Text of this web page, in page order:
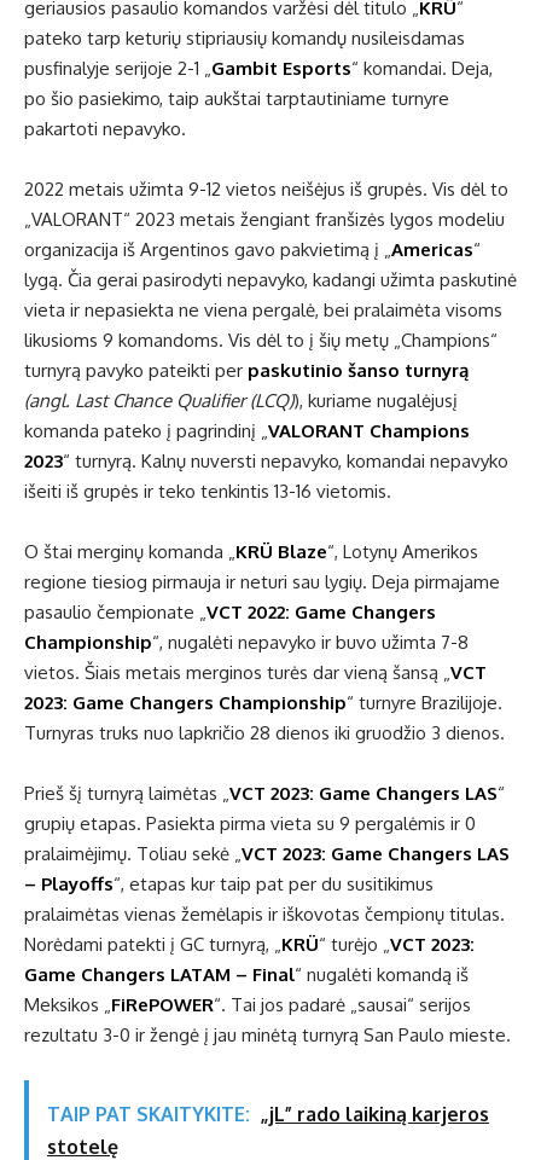
geriausios pasaulio komandos varžėsi dėl titulo „KRÜ“
pateko tarp keturių stipriausių komandų nusileisdamas
pusfinalyje serijoje 2-1 „Gambit Esports“ komandai. Deja,
po šio pasiekimo, taip aukštai tarptautiniame turnyre
pakartoti nepavyko.
2022 metais užimta 9-12 vietos neišėjus iš grupės. Vis dėl to
„VALORANT“ 2023 metais žengiant franšizės lygos modeliu
organizacija iš Argentinos gavo pakvietimą į „Americas“
lygą. Čia gerai pasirodyti nepavyko, kadangi užimta paskutinė
vieta ir nepasiekta ne viena pergalė, bei pralaimėta visoms
likusioms 9 komandoms. Vis dėl to į šių metų „Champions“
turnyrą pavyko pateikti per paskutinio šanso turnyrą
(angl. Last Chance Qualifier (LCQ)), kuriame nugalėjusį
komanda pateko į pagrindinį „VALORANT Champions
2023“ turnyrą. Kalnų nuversti nepavyko, komandai nepavyko
išeiti iš grupės ir teko tenkintis 13-16 vietomis.
O štai merginų komanda „KRÜ Blaze“, Lotynų Amerikos
regione tiesiog pirmauja ir neturi sau lygių. Deja pirmajame
pasaulio čempionate „VCT 2022: Game Changers
Championship“, nugalėti nepavyko ir buvo užimta 7-8
vietos. Šiais metais merginos turės dar vieną šansą „VCT
2023: Game Changers Championship“ turnyre Brazilijoje.
Turnyras truks nuo lapkričio 28 dienos iki gruodžio 3 dienos.
Prieš šį turnyrą laimėtas „VCT 2023: Game Changers LAS“
grupių etapas. Pasiekta pirma vieta su 9 pergalėmis ir 0
pralaimėjimų. Toliau sekė „VCT 2023: Game Changers LAS
– Playoffs“, etapas kur taip pat per du susitikimus
pralaimėtas vienas žemėlapis ir iškovotas čempionų titulas.
Norėdami patekti į GC turnyrą, „KRÜ“ turėjo „VCT 2023:
Game Changers LATAM – Final“ nugalėti komandą iš
Meksikos „FiRePOWER“. Tai jos padarė „sausai“ serijos
rezultatu 3-0 ir žengė į jau minėtą turnyrą San Paulo mieste.
TAIP PAT SKAITYKITE: „jL” rado laikiną karjeros
stotelę